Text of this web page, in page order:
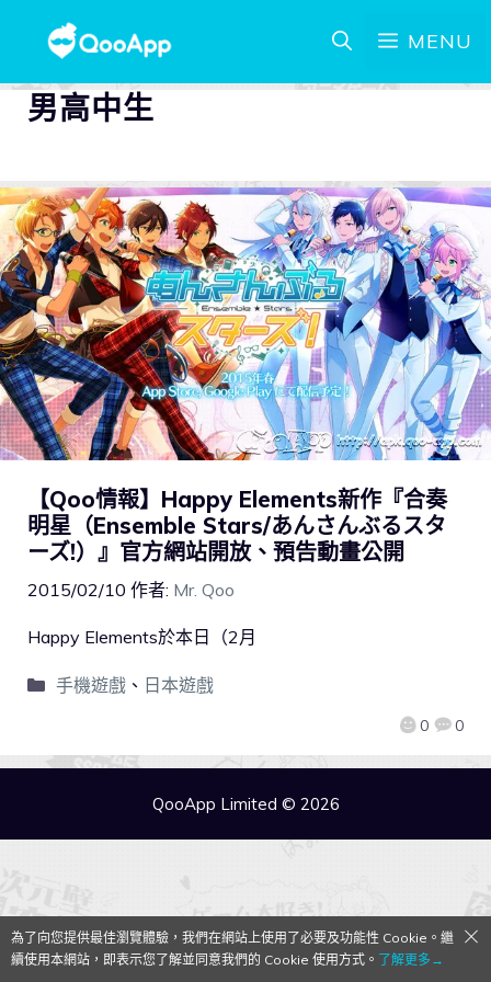
MENU
男高中生
【Qoo情報】Happy Elements新作『合奏
明星（Ensemble Stars/あんさんぶるスタ
ーズ!）』官方網站開放、預告動畫公開
2015/02/10 作者: Mr. Qoo
0 0
Happy Elements於本日（2月
手機遊戲、 日本遊戲
QooApp Limited © 2026
為了向您提供最佳瀏覽體驗，我們在網站上使用了必要及功能性 Cookie。繼
續使用本網站，即表示您了解並同意我們的 Cookie 使用方式。 了解更多→